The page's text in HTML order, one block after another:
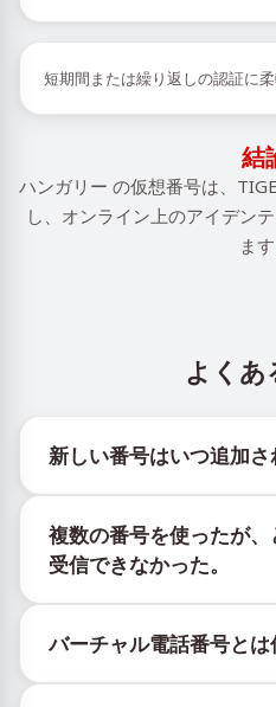
短期間または繰り返しの認証に
結
ハンガリー の仮想番号は、
し、オンライン上のアイデン
ます
よくあ
新しい番号はいつ追加さ
@TigerSMSofficial_bot で確
ネルは最新の番号在庫にア
リーな更新を提供します。
複数の番号を使ったが
受信できなかった。
ことはできません。サービ
一時的な番号へのメッセー
バーチャル電話番号とは